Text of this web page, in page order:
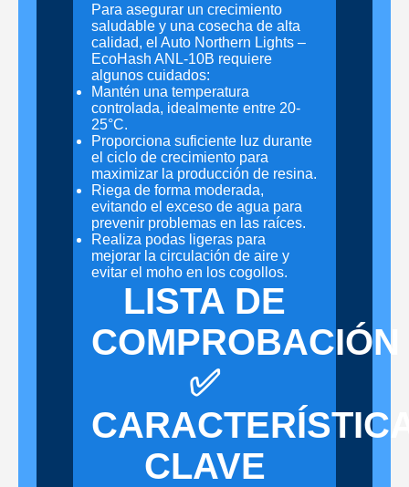
Para asegurar un crecimiento
saludable y una cosecha de alta
calidad, el Auto Northern Lights –
EcoHash ANL-10B requiere
algunos cuidados:
Mantén una temperatura
controlada, idealmente entre 20-
25°C.
Proporciona suficiente luz durante
el ciclo de crecimiento para
maximizar la producción de resina.
Riega de forma moderada,
evitando el exceso de agua para
prevenir problemas en las raíces.
Realiza podas ligeras para
mejorar la circulación de aire y
evitar el moho en los cogollos.
LISTA DE
COMPROBACIÓN
✅
CLAVE